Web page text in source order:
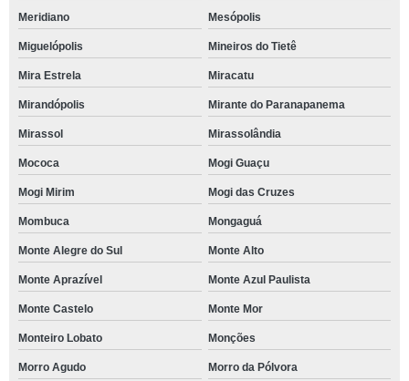
Meridiano Mesópolis
Miguelópolis Mineiros do Tietê
Mira Estrela Miracatu
Mirandópolis Mirante do Paranapanema
Mirassol Mirassolândia
Mococa Mogi Guaçu
Mogi Mirim Mogi das Cruzes
Mombuca Mongaguá
Monte Alegre do Sul Monte Alto
Monte Aprazível Monte Azul Paulista
Monte Castelo Monte Mor
Monteiro Lobato Monções
Morro Agudo Morro da Pólvora